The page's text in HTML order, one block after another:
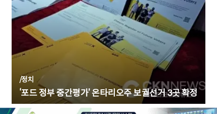
/정치
‘포드 정부 중간평가’ 온타리오주 보궐선거 3곳 확정